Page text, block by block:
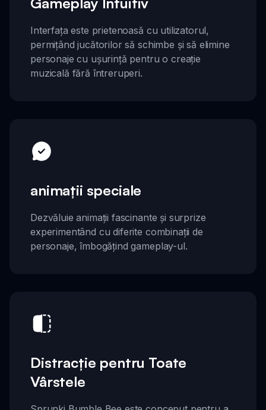
Interfața este prietenoasă cu utilizatorul,
permițând jucătorilor să schimbe și să elimine
personaje cu ușurință pentru o creație
muzicală fără întreruperi.
animații speciale
Dezvăluie animații fascinante și surprize
experimentând cu diferite combinații de
personaje, îmbogățind gameplay-ul.
Distracție pentru Toate
Vârstele